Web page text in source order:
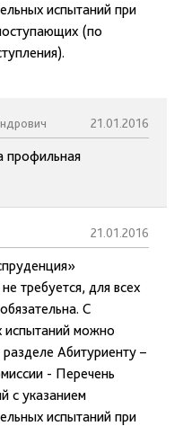
испытаний при
(по
21.01.2016
профильная
21.01.2016
требуется, для всех
С
испытаний можно
Абитуриенту –
- Перечень
с указанием
испытаний при